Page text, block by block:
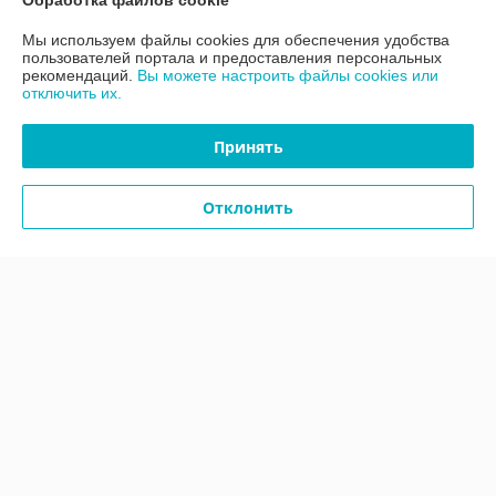
Контакты
Доставка и оплата
Мы используем файлы cookies для обеспечения удобства
пользователей портала и предоставления персональных
рекомендаций. Вы можете настроить файлы cookies или
отключить их.
Принять
Отклонить